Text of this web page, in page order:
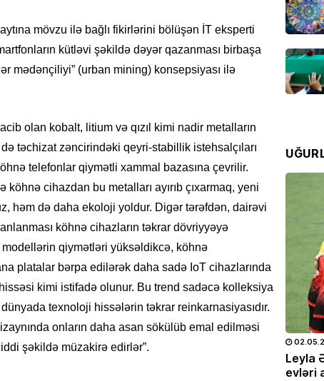
mövzu ilə bağlı fikirlərini bölüşən İT eksperti
kütləvi şəkildə dəyər qazanması birbaşa
mədənçiliyi” (urban mining) konsepsiyası ilə
olan kobalt, litium və qızıl kimi nadir metalların
təchizat zəncirindəki qeyri-stabillik istehsalçıları
telefonlar qiymətli xammal bazasına çevrilir.
cihazdan bu metalları ayırıb çıxarmaq, yeni
həm də daha ekoloji yoldur. Digər tərəfdən, dairəvi
köhnə cihazların təkrar dövriyyəyə
qiymətləri yüksəldikcə, köhnə
platalar bərpa edilərək daha sadə IoT cihazlarında
kimi istifadə olunur. Bu trend sadəcə kolleksiya
texnoloji hissələrin təkrar reinkarnasiyasıdır.
onların daha asan sökülüb emal edilməsi
şəkildə müzakirə edirlər”.
olundu
HADISƏ
25.05.2026 - 10:28
Leyla
evləri